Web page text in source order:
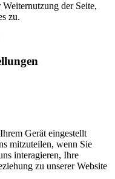
der Seite,
zu.
Gerät eingestellt
mitzuteilen, wenn Sie
interagieren, Ihre
zu unserer Website